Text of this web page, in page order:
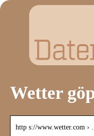
Wetter
http s://www.wetter.com ›